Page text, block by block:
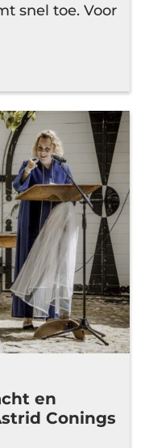
snel toe. Voor
en
Conings